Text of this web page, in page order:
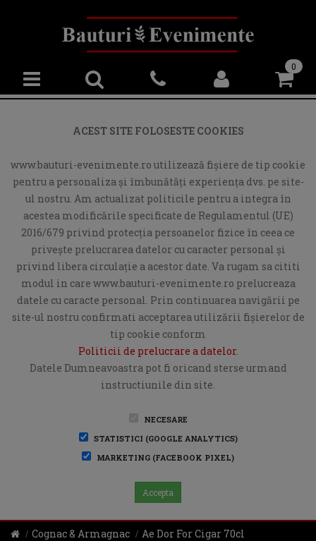
0
ACEST SITE FOLOSESTE COOKIES
www.bauturi-evenimente.ro utilizează fişiere de tip cookie
pentru a personaliza și îmbunătăți experiența dvs. pe site-
ul nostru. Am actualizat politicile pentru a integra în
acestea modificările specificate de Regulamentul (UE)
2016/679 privind protecția persoanelor fizice în ceea ce
privește prelucrarea datelor cu caracter personal și
privind libera circulație a acestor date. Va rugam sa cititi
modul in care www.bauturi-evenimente.ro prelucreaza
datele cu caracte personal. Prin continuarea navigării pe
site-ul nostru confirmati acceptarea utilizării fişierelor de
tip cookie conform
Politicii de prelucrare a datelor.
Datele Dumneavoastra pot fi oricand sterse urmand
instructiunile din site.
NECESARE
STATISTICI (GOOGLE ANALYTICS)
MARKETING (FACEBOOK PIXEL)
Accepta
Cognac & Armagnac Ae Dor For Cigar 70cl